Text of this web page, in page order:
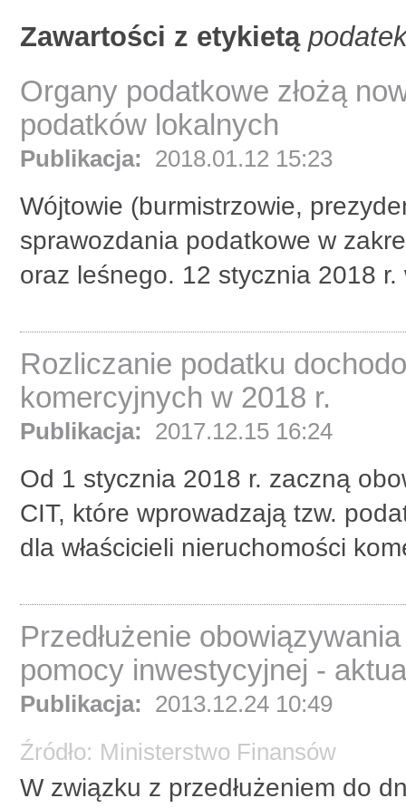
Zawartości z etykietą
Organy podatkowe złożą
podatków lokalnych
Publikacja: 2018.01.12 15:23
Wójtowie (burmistrzowie,
sprawozdania podatkowe w
oraz leśnego. 12 stycznia 2018
Rozliczanie podatku
komercyjnych w 2018 r.
Publikacja: 2017.12.15 16:24
Od 1 stycznia 2018 r. zaczną
CIT, które wprowadzają tzw.
dla właścicieli nieruchomości
Przedłużenie
pomocy inwestycyjnej -
Publikacja:
2013.12.24 10:49
Źródło: Ministerstwo Finansów
W związku z przedłużeniem do